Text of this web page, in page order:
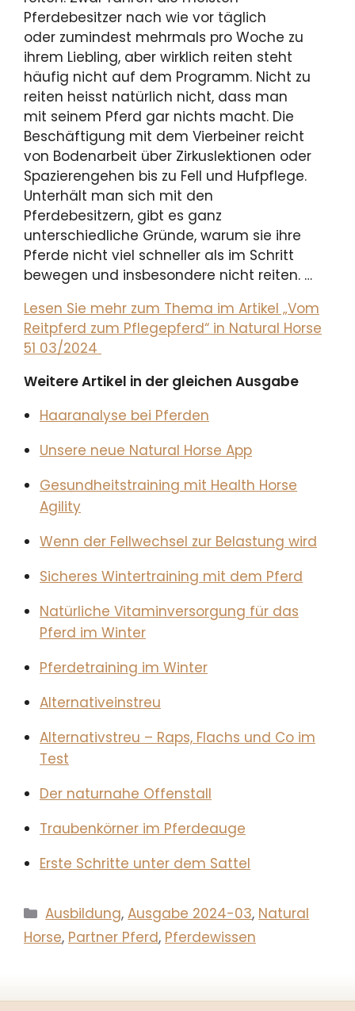
Pferdebesitzer nach wie vor täglich
oder zumindest mehrmals pro Woche zu
ihrem Liebling, aber wirklich reiten steht
häufig nicht auf dem Programm. Nicht zu
reiten heisst natürlich nicht, dass man
mit seinem Pferd gar nichts macht. Die
Beschäftigung mit dem Vierbeiner reicht
von Bodenarbeit über Zirkuslektionen oder
Spazierengehen bis zu Fell und Hufpflege.
Unterhält man sich mit den
Pferdebesitzern, gibt es ganz
unterschiedliche Gründe, warum sie ihre
Pferde nicht viel schneller als im Schritt
bewegen und insbesondere nicht reiten. …
Lesen Sie mehr zum Thema im Artikel „Vom
Reitpferd zum Pflegepferd“ in Natural Horse
51 03/2024
Weitere Artikel in der gleichen Ausgabe
Haaranalyse bei Pferden
Unsere neue Natural Horse App
Gesundheitstraining mit Health Horse
Agility
Wenn der Fellwechsel zur Belastung wird
Sicheres Wintertraining mit dem Pferd
Natürliche Vitaminversorgung für das
Pferd im Winter
Pferdetraining im Winter
Alternativeinstreu
Alternativstreu – Raps, Flachs und Co im
Test
Der naturnahe Offenstall
Traubenkörner im Pferdeauge
Erste Schritte unter dem Sattel
Kategorien
Ausbildung,Ausgabe 2024-03, Natural
Horse, Partner Pferd, Pferdewissen